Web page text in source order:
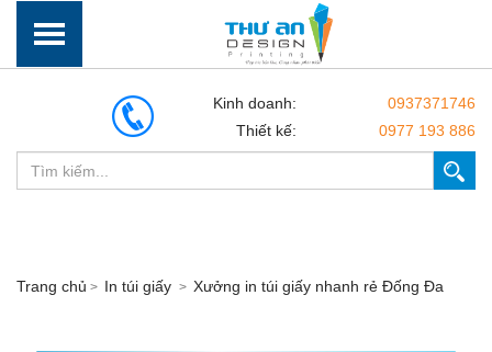
Kinh doanh:
0937371746
Thiết kế:
0977 193 886
Trang chủ In túi giấy Xưởng in túi giấy nhanh rẻ Đống Đa